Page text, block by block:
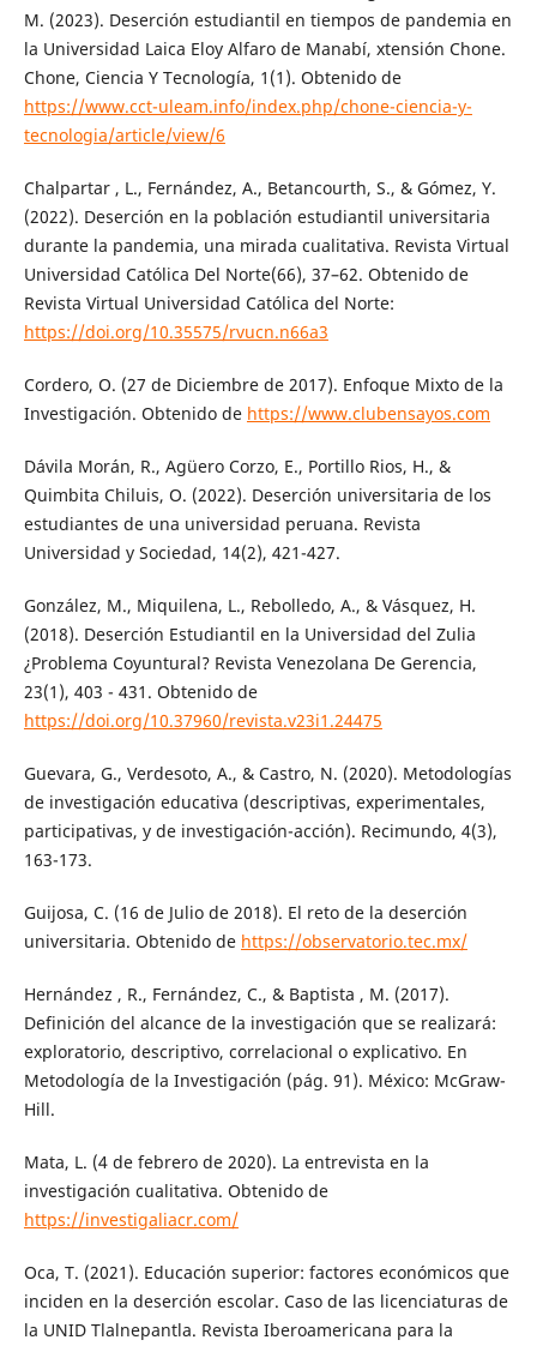
M. (2023). Deserción estudiantil en tiempos de pandemia en
la Universidad Laica Eloy Alfaro de Manabí, xtensión Chone.
Chone, Ciencia Y Tecnología, 1(1). Obtenido de
https://www.cct-uleam.info/index.php/chone-ciencia-y-
tecnologia/article/view/6
Chalpartar , L., Fernández, A., Betancourth, S., & Gómez, Y.
(2022). Deserción en la población estudiantil universitaria
durante la pandemia, una mirada cualitativa. Revista Virtual
Universidad Católica Del Norte(66), 37–62. Obtenido de
Revista Virtual Universidad Católica del Norte:
https://doi.org/10.35575/rvucn.n66a3
Cordero, O. (27 de Diciembre de 2017). Enfoque Mixto de la
Investigación. Obtenido de https://www.clubensayos.com
Dávila Morán, R., Agüero Corzo, E., Portillo Rios, H., &
Quimbita Chiluis, O. (2022). Deserción universitaria de los
estudiantes de una universidad peruana. Revista
Universidad y Sociedad, 14(2), 421-427.
González, M., Miquilena, L., Rebolledo, A., & Vásquez, H.
(2018). Deserción Estudiantil en la Universidad del Zulia
¿Problema Coyuntural? Revista Venezolana De Gerencia,
23(1), 403 - 431. Obtenido de
https://doi.org/10.37960/revista.v23i1.24475
Guevara, G., Verdesoto, A., & Castro, N. (2020). Metodologías
de investigación educativa (descriptivas, experimentales,
participativas, y de investigación-acción). Recimundo, 4(3),
163-173.
Guijosa, C. (16 de Julio de 2018). El reto de la deserción
universitaria. Obtenido de https://observatorio.tec.mx/
Hernández , R., Fernández, C., & Baptista , M. (2017).
Definición del alcance de la investigación que se realizará:
exploratorio, descriptivo, correlacional o explicativo. En
Metodología de la Investigación (pág. 91). México: McGraw-
Hill.
Mata, L. (4 de febrero de 2020). La entrevista en la
investigación cualitativa. Obtenido de
https://investigaliacr.com/
Oca, T. (2021). Educación superior: factores económicos que
inciden en la deserción escolar. Caso de las licenciaturas de
la UNID Tlalnepantla. Revista Iberoamericana para la